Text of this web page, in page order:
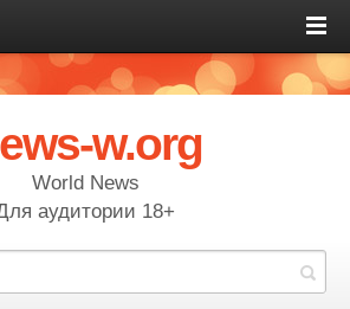
w.org
World News
аудитории 18+